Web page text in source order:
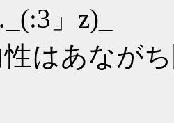
」z)_
性はあなが